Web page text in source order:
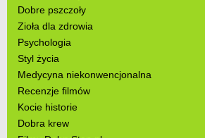
Dobre pszczoły
Zioła dla zdrowia
Psychologia
Styl życia
Medycyna niekonwencjonalna
Recenzje filmów
Kocie historie
Dobra krew